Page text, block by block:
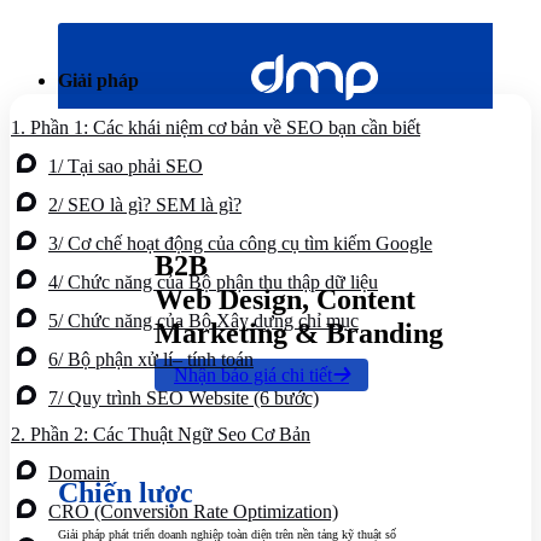
dung
Giải pháp
B2B
Web Design, Content
Marketing & Branding
Nhận báo giá chi tiết
Chiến lược
Giải pháp phát triển doanh nghiệp toàn diện trên nền tảng kỹ thuật số
1. Phần 1: Các khái niệm cơ bản về SEO bạn cần biết
1/ Tại sao phải SEO
2/ SEO là gì? SEM là gì?
3/ Cơ chế hoạt động của công cụ tìm kiếm Google
4/ Chức năng của Bộ phận thu thập dữ liệu
5/ Chức năng của Bộ Xây dựng chỉ mục
6/ Bộ phận xử lí– tính toán
7/ Quy trình SEO Website (6 bước)
2. Phần 2: Các Thuật Ngữ Seo Cơ Bản
Domain
CRO (Conversion Rate Optimization)